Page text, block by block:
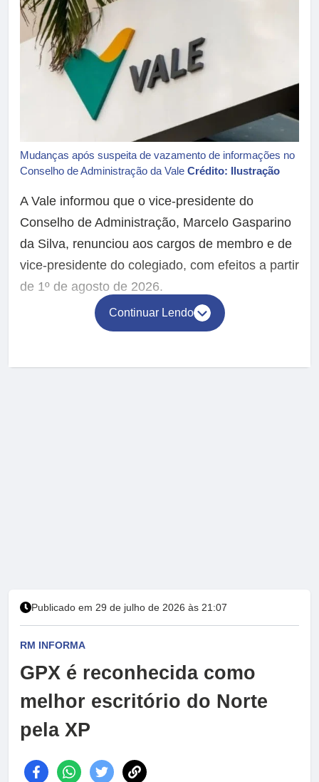
Mudanças após suspeita de vazamento de informações no
Conselho de Administração da Vale Crédito: Ilustração
A Vale informou que o vice-presidente do
Conselho de Administração, Marcelo Gasparino
da Silva, renunciou aos cargos de membro e de
vice-presidente do colegiado, com efeitos a partir
de 1º de agosto de 2026.
Continuar Lendo
Publicado em 29 de julho de 2026 às 21:07
RM INFORMA
GPX é reconhecida como
melhor escritório do Norte
pela XP